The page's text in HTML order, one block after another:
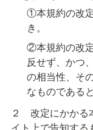
①本規約の改
き。
②本規約の改
反せず、かつ
の相当性、そ
なものであると
２　改定にかか